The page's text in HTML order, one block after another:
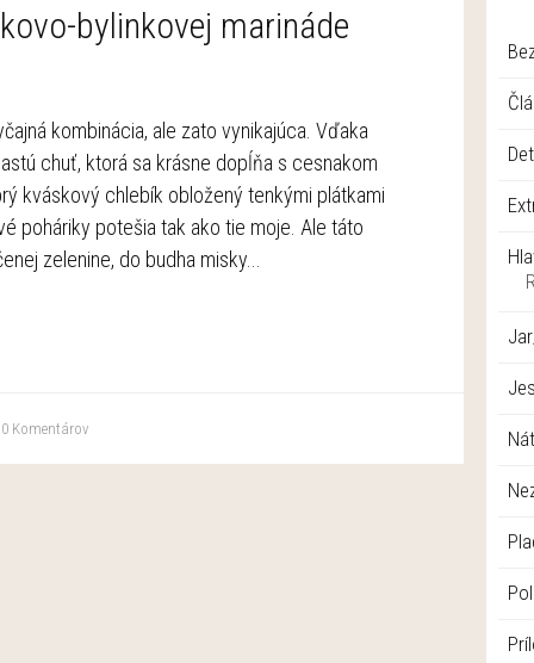
bylinkovej marináde
kombinácia, ale zato vynikajúca. Vďaka
chuť, ktorá sa krásne dopĺňa s cesnakom
kváskový chlebík obložený tenkými plátkami
poháriky potešia tak ako tie moje. Ale táto
zelenine, do budha misky...
0 Komentárov